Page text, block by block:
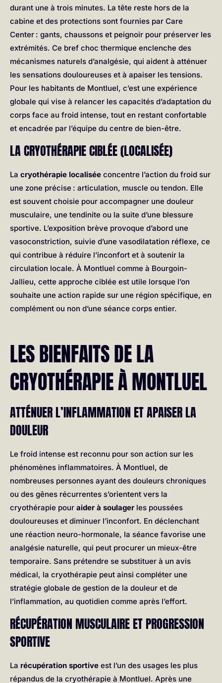
durant une à trois minutes. La tête reste hors de la
cabine et des protections sont fournies par Care
Center : gants, chaussons et peignoir pour préserver les
extrémités. Ce bref choc thermique enclenche des
mécanismes naturels d’analgésie, qui aident à atténuer
les sensations douloureuses et à apaiser les tensions.
Pour les habitants de Montluel, c’est une expérience
globale qui vise à relancer les capacités d’adaptation du
corps face au froid intense, tout en restant confortable
et encadrée par l’équipe du centre de bien-être.
LA CRYOTHÉRAPIE CIBLÉE (LOCALISÉE)
La cryothérapie localisée concentre l’action du froid sur
une zone précise : articulation, muscle ou tendon. Elle
est souvent choisie pour accompagner une douleur
musculaire, une tendinite ou la suite d’une blessure
sportive. L’exposition brève provoque d’abord une
vasoconstriction, suivie d’une vasodilatation réflexe, ce
qui contribue à réduire l’inconfort et à soutenir la
circulation locale. À Montluel comme à Bourgoin-
Jallieu, cette approche ciblée est utile lorsque l’on
souhaite une action rapide sur une région spécifique, en
complément ou non d’une séance corps entier.
LES BIENFAITS DE LA
CRYOTHÉRAPIE À MONTLUEL
ATTÉNUER L’INFLAMMATION ET APAISER LA
DOULEUR
Le froid intense est reconnu pour son action sur les
phénomènes inflammatoires. À Montluel, de
nombreuses personnes ayant des douleurs chroniques
ou des gênes récurrentes s’orientent vers la
cryothérapie pour aider à soulager les poussées
douloureuses et diminuer l’inconfort. En déclenchant
une réaction neuro-hormonale, la séance favorise une
analgésie naturelle, qui peut procurer un mieux-être
temporaire. Sans prétendre se substituer à un avis
médical, la cryothérapie peut ainsi compléter une
stratégie globale de gestion de la douleur et de
l’inflammation, au quotidien comme après l’effort.
RÉCUPÉRATION MUSCULAIRE ET PROGRESSION
SPORTIVE
La récupération sportive est l’un des usages les plus
répandus de la cryothérapie à Montluel. Après une